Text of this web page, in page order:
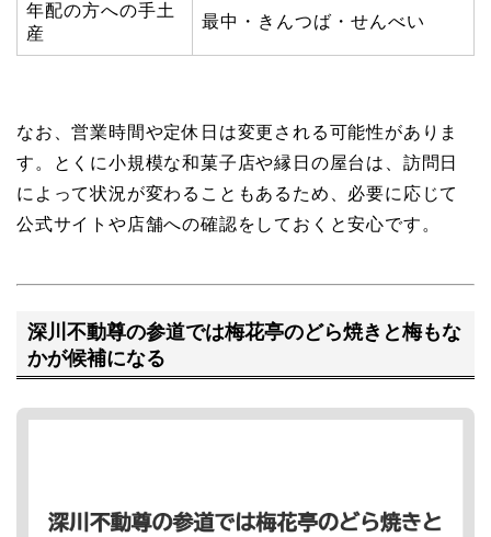
年配の方への手土
産
最中・きんつば・せんべい
なお、営業時間や定休日は変更される可能性がありま
す。とくに小規模な和菓子店や縁日の屋台は、訪問日
によって状況が変わることもあるため、必要に応じて
公式サイトや店舗への確認をしておくと安心です。
深川不動尊の参道では梅花亭のどら焼きと梅もな
かが候補になる